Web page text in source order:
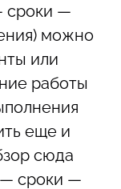
сроки —
можно
или
работы
еще и
сюда
сроки —